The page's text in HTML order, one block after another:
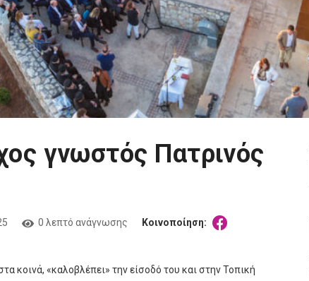
γνωστός Πατρινός
0 λεπτό ανάγνωσης Κοινοποίηση:
κοινά, «καλοβλέπει» την είσοδό του και στην Τοπική